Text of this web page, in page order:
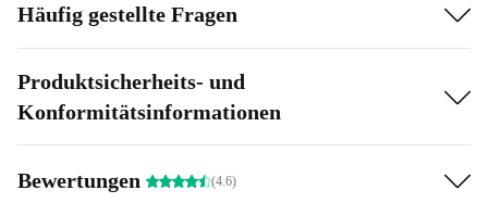
Häufig gestellte Fragen
Produktsicherheits- und
Konformitätsinformationen
Bewertungen (4.6)